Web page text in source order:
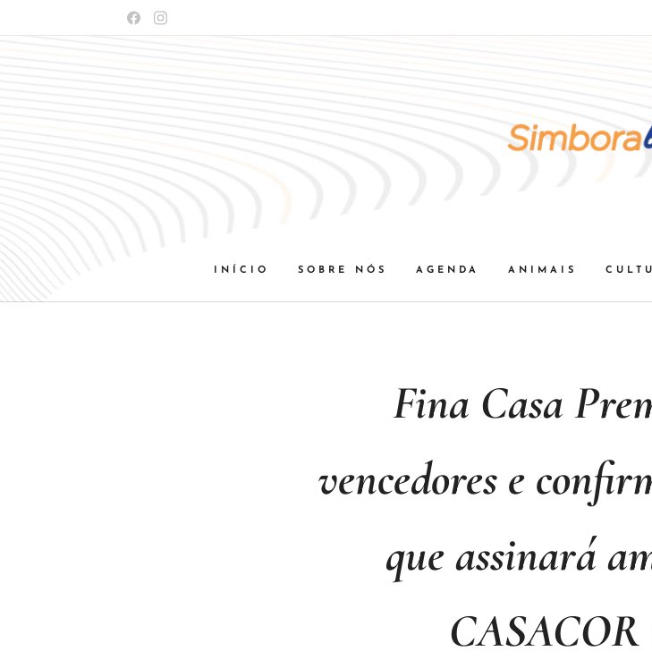
INÍCIO SOBRE NÓS AGENDA ANIMAIS
Fina Casa
vencedores e
que assinará